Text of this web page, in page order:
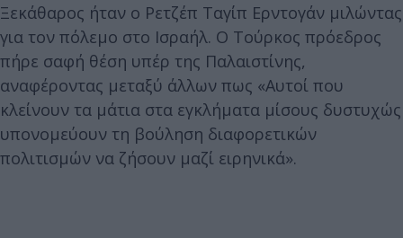
Ξεκάθαρος ήταν ο Ρετζέπ Ταγίπ Ερντογάν μιλώντας
για τον πόλεμο στο Ισραήλ. Ο Τούρκος πρόεδρος
πήρε σαφή θέση υπέρ της Παλαιστίνης,
αναφέροντας μεταξύ άλλων πως «Αυτοί που
κλείνουν τα μάτια στα εγκλήματα μίσους δυστυχώς
υπονομεύουν τη βούληση διαφορετικών
πολιτισμών να ζήσουν μαζί ειρηνικά».